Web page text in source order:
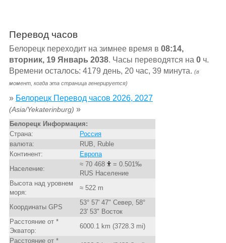
Перевод часов
Белорецк переходит на зимнее время в 08:14,
вторник, 19 Январь 2038. Часы переводятся на 0ч.
Времени осталось: 4179 день, 20 час, 39 минута. (в
момент, когда эта страница генерируется)
» Белорецк Перевод часов 2026, 2027
(Asia/Yekaterinburg) »
Белорецк Информация:
Страна:
Россия
валюта:
RUB, Ruble
Континент:
Европа
Население:
≈ 70 468
= 0.501‰
RUS Население
Высота над уровнем
моря:
≈ 522 m
Координаты GPS
53° 57' 47" Север, 58°
23' 53" Восток
Расстояние от *
Экватор:
6000.1 km (3728.3 mi)
Расстояние от *